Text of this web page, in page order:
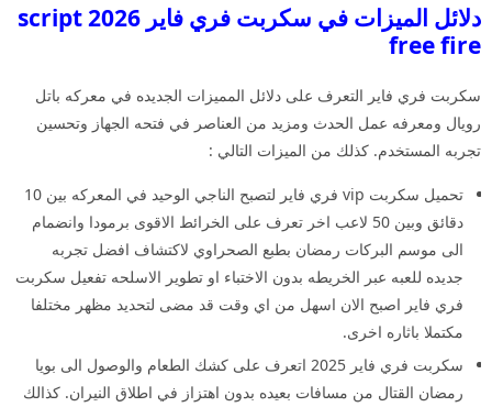
دلائل الميزات في سكربت فري فاير 2026 script
free fire
سكربت فري فاير التعرف على دلائل المميزات الجديده في معركه باتل
رويال ومعرفه عمل الحدث ومزيد من العناصر في فتحه الجهاز وتحسين
تجربه المستخدم. كذلك من الميزات التالي :
تحميل سكربت vip فري فاير لتصبح الناجي الوحيد في المعركه بين 10
دقائق وبين 50 لاعب اخر تعرف على الخرائط الاقوى برمودا وانضمام
الى موسم البركات رمضان بطبع الصحراوي لاكتشاف افضل تجربه
جديده للعبه عبر الخريطه بدون الاختباء او تطوير الاسلحه تفعيل سكربت
فري فاير اصبح الان اسهل من اي وقت قد مضى لتحديد مظهر مختلفا
مكتملا باثاره اخرى.
سكربت فري فاير 2025 اتعرف على كشك الطعام والوصول الى بويا
رمضان القتال من مسافات بعيده بدون اهتزاز في اطلاق النيران. كذالك